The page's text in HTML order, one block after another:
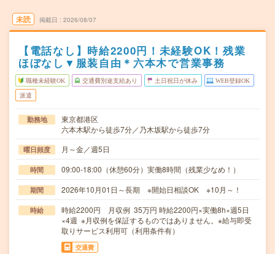
未読 掲載日 2026/08/07
【電話なし】時給2200円！未経験OK！残業
ほぼなし▼服装自由＊六本木で営業事務
職種未経験OK 交通費別途支給あり 土日祝日が休み WEB登録OK
派遣
勤務地
東京都港区
六本木駅から徒歩7分／乃木坂駅から徒歩7分
曜日頻度 月～金／週5日
時間 09:00-18:00（休憩60分）実働8時間（残業少なめ！）
期間 2026年10月01日～長期 ※開始日相談OK ※10月～！
時給
時給2200円 月収例 35万円 時給2200円×実働8h×週5日
×4週 ※月収例を保証するものではありません。※給与即受
取りサービス利用可（利用条件有）
交通費